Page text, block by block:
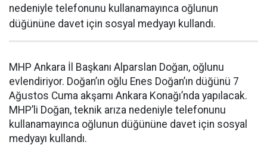
nedeniyle telefonunu kullanamayınca oğlunun
düğününe davet için sosyal medyayı kullandı.
MHP Ankara İl Başkanı Alparslan Doğan, oğlunu
evlendiriyor. Doğan’ın oğlu Enes Doğan’ın düğünü 7
Ağustos Cuma akşamı Ankara Konağı’nda yapılacak.
MHP’li Doğan, teknik arıza nedeniyle telefonunu
kullanamayınca oğlunun düğününe davet için sosyal
medyayı kullandı.